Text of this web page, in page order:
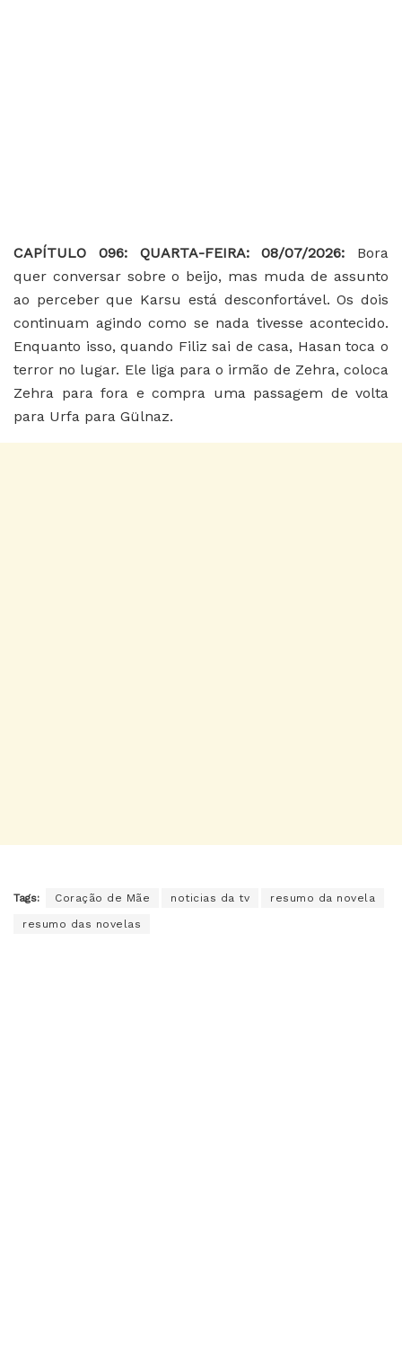
CAPÍTULO 096: QUARTA-FEIRA: 08/07/2026: Bora
quer conversar sobre o beijo, mas muda de assunto
ao perceber que Karsu está desconfortável. Os dois
continuam agindo como se nada tivesse acontecido.
Enquanto isso, quando Filiz sai de casa, Hasan toca o
terror no lugar. Ele liga para o irmão de Zehra, coloca
Zehra para fora e compra uma passagem de volta
para Urfa para Gülnaz.
Tags: Coração de Mãe noticias da tv resumo da novela
resumo das novelas